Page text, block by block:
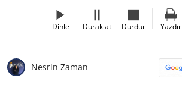
Dinle Duraklat Durdur Yazdır
Nesrin Zaman